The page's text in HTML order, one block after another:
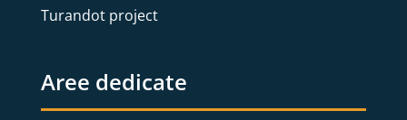
Turandot project
Aree dedicate